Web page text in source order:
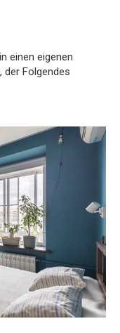
einen eigenen
der Folgendes